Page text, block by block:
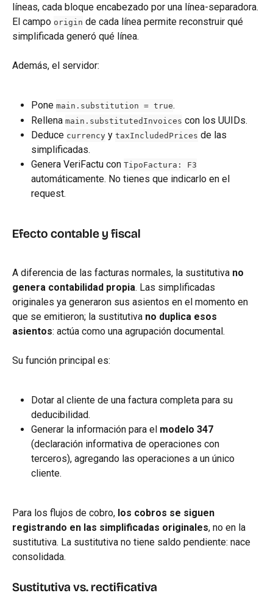
líneas, cada bloque encabezado por una línea-separadora.
El campo origin de cada línea permite reconstruir qué
simplificada generó qué línea.
Además, el servidor:
Pone main.substitution = true.
Rellena main.substitutedInvoices con los UUIDs.
Deduce currency y taxIncludedPrices de las
simplificadas.
Genera VeriFactu con TipoFactura: F3
automáticamente. No tienes que indicarlo en el
request.
Efecto contable y fiscal
A diferencia de las facturas normales, la sustitutiva no
genera contabilidad propia. Las simplificadas
originales ya generaron sus asientos en el momento en
que se emitieron; la sustitutiva no duplica esos
asientos: actúa como una agrupación documental.
Su función principal es:
Dotar al cliente de una factura completa para su
deducibilidad.
Generar la información para el modelo 347
(declaración informativa de operaciones con
terceros), agregando las operaciones a un único
cliente.
Para los flujos de cobro, los cobros se siguen
registrando en las simplificadas originales, no en la
sustitutiva. La sustitutiva no tiene saldo pendiente: nace
consolidada.
Sustitutiva vs. rectificativa